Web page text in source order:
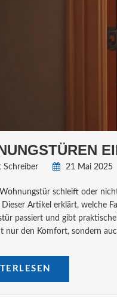
Schreiber 21 Mai 2025
schleift oder
Dieser Artikel erklärt, welche
passiert und gibt
nur den Komfort, sondern